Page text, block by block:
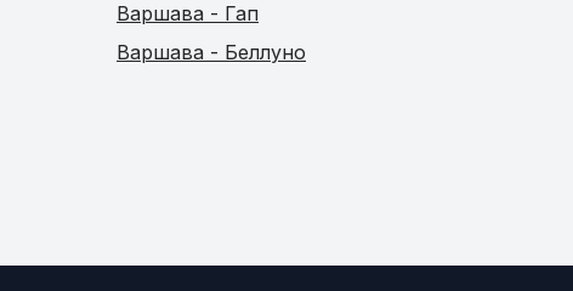
Варшава - Гап
Варшава - Беллуно